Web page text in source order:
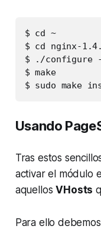
$ cd ~
$ cd nginx-
$ ./configure --
$ make
$ sudo make
Usando
Tras estos
activar el módulo
aquellosVHosts
Para ello